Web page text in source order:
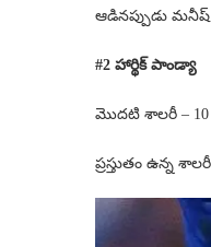
ఆడినప్పుడు మనీష్
#2 హార్థిక్ పాండ్యా
మొదటి శాలరీ – 10
ప్రస్తుతం ఉన్న